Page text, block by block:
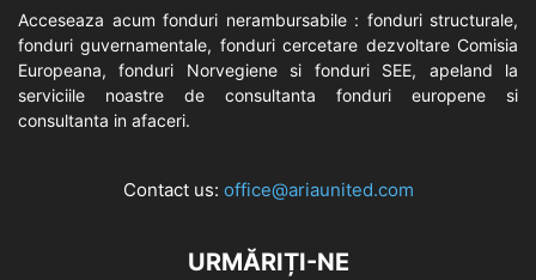
Acceseaza acum fonduri nerambursabile : fonduri structurale,
fonduri guvernamentale, fonduri cercetare dezvoltare Comisia
Europeana, fonduri Norvegiene si fonduri SEE, apeland la
serviciile noastre de consultanta fonduri europene si
consultanta in afaceri.
Contact us: office@ariaunited.com
URMĂRIȚI-NE